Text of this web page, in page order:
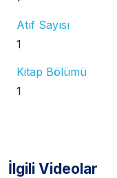
Atıf Sayısı
1
Kitap Bölümü
1
İlgili Videolar